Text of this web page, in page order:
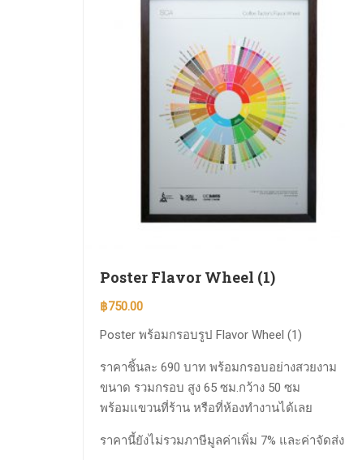
Poster Flavor Wheel (1)
฿750.00
Poster พร้อมกรอบรูป Flavor Wheel (1)
ราคาชิ้นละ 690 บาท พร้อมกรอบอย่างสวยงาม
ขนาด รวมกรอบ สูง 65 ซม.กว้าง 50 ซม
พร้อมแขวนที่ร้าน หรือที่ห้องทำงานได้เลย
ราคานี้ยังไม่รวมภาษีมูลค่าเพิ่ม 7% และค่าจัดส่ง